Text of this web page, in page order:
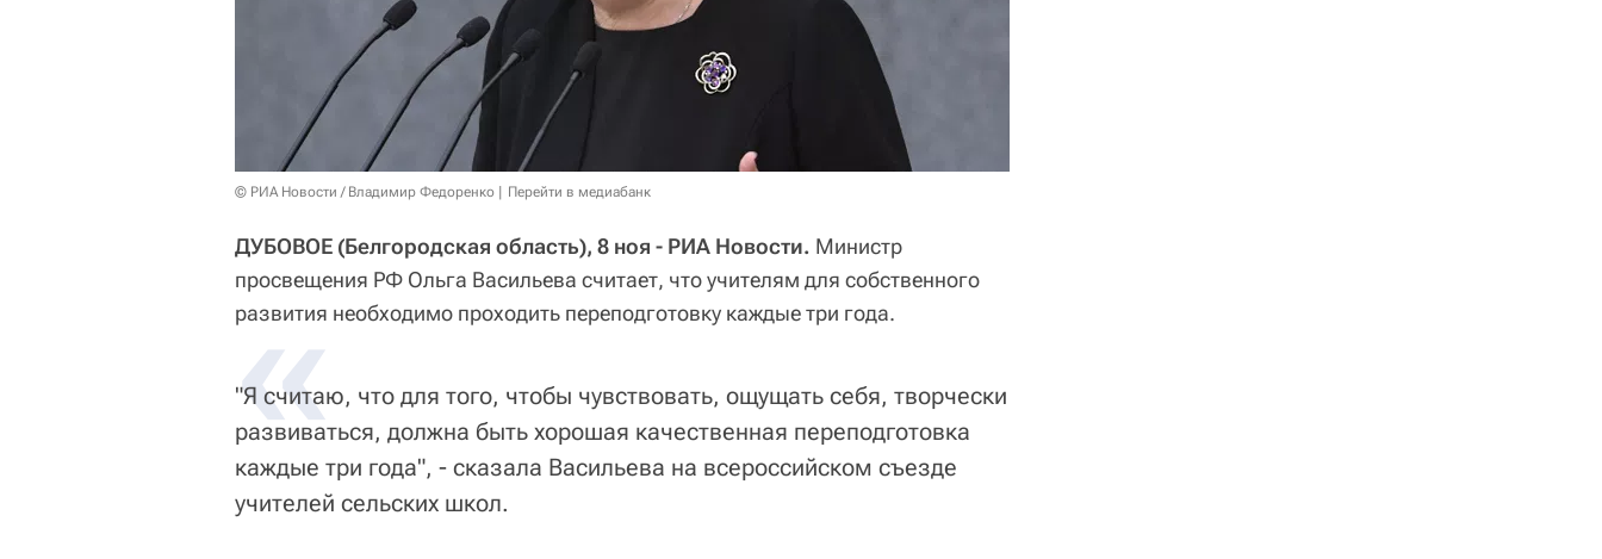
© РИА Новости / Владимир Федоренко Перейти в медиабанк
ДУБОВОЕ (Белгородская область), 8 ноя - РИА Новости. Министр
просвещения РФ Ольга Васильева считает, что учителям для собственного
развития необходимо проходить переподготовку каждые три года.
«
"Я считаю, что для того, чтобы чувствовать, ощущать себя, творчески
развиваться, должна быть хорошая качественная переподготовка
каждые три года", - сказала Васильева на всероссийском съезде
учителей сельских школ.